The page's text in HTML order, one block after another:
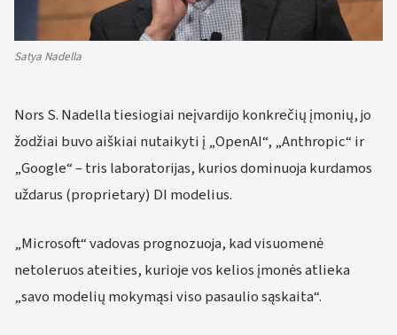
Satya Nadella
Nors S. Nadella tiesiogiai neįvardijo konkrečių įmonių, jo
žodžiai buvo aiškiai nutaikyti į „OpenAI“, „Anthropic“ ir
„Google“ – tris laboratorijas, kurios dominuoja kurdamos
uždarus (proprietary) DI modelius.
„Microsoft“ vadovas prognozuoja, kad visuomenė
netoleruos ateities, kurioje vos kelios įmonės atlieka
„savo modelių mokymąsi viso pasaulio sąskaita“.